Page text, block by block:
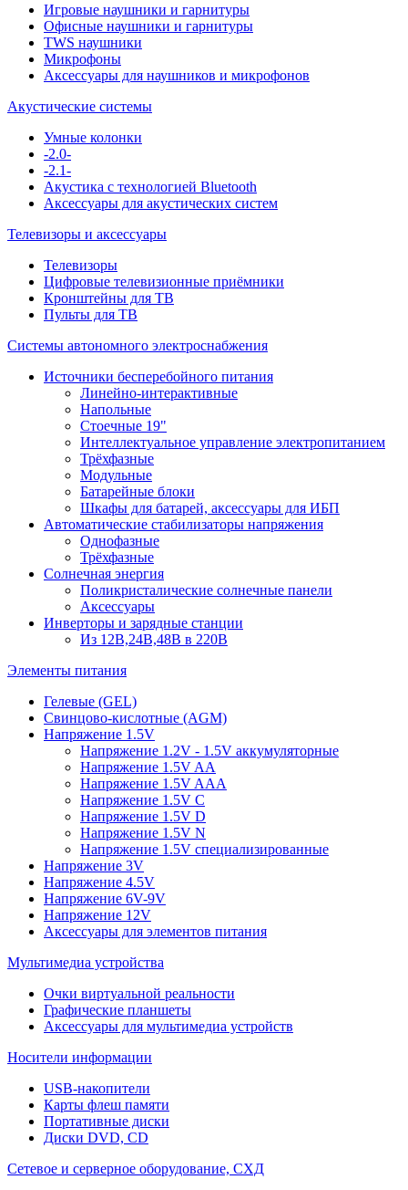
Игровые наушники и гарнитуры
Офисные наушники и гарнитуры
TWS наушники
Микрофоны
Аксессуары для наушников и микрофонов
Акустические системы
Умные колонки
-2.0-
-2.1-
Акустика с технологией Bluetooth
Аксессуары для акустических систем
Телевизоры и аксессуары
Телевизоры
Цифровые телевизионные приёмники
Кронштейны для ТВ
Пульты для ТВ
Системы автономного электроснабжения
Источники бесперебойного питания
Линейно-интерактивные
Напольные
Стоечные 19"
Интеллектуальное управление электропитанием
Трёхфазные
Модульные
Батарейные блоки
Шкафы для батарей, аксессуары для ИБП
Автоматические стабилизаторы напряжения
Однофазные
Трёхфазные
Солнечная энергия
Поликристалические солнечные панели
Аксессуары
Инверторы и зарядные станции
Из 12В,24В,48В в 220В
Элементы питания
Гелевые (GEL)
Свинцово-кислотные (AGM)
Напряжение 1.5V
Напряжение 1.2V - 1.5V аккумуляторные
Напряжение 1.5V AA
Напряжение 1.5V AAA
Напряжение 1.5V C
Напряжение 1.5V D
Напряжение 1.5V N
Напряжение 1.5V специализированные
Напряжение 3V
Напряжение 4.5V
Напряжение 6V-9V
Напряжение 12V
Аксессуары для элементов питания
Мультимедиа устройства
Очки виртуальной реальности
Графические планшеты
Аксессуары для мультимедиа устройств
Носители информации
USB-накопители
Карты флеш памяти
Портативные диски
Диски DVD, CD
Сетевое и серверное оборудование, СХД